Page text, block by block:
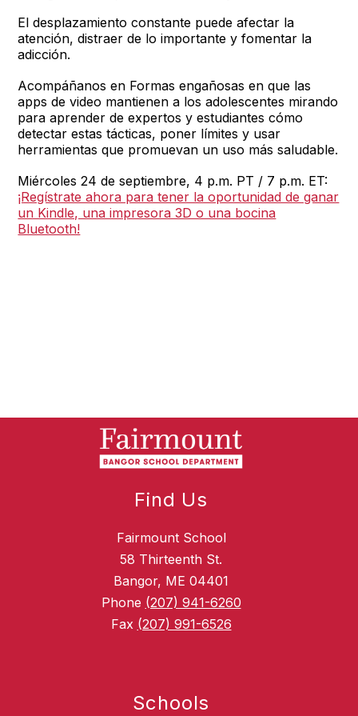
El desplazamiento constante puede afectar la
atención, distraer de lo importante y fomentar la
adicción.
Acompáñanos en Formas engañosas en que las
apps de video mantienen a los adolescentes mirando
para aprender de expertos y estudiantes cómo
detectar estas tácticas, poner límites y usar
herramientas que promuevan un uso más saludable.
Miércoles 24 de septiembre, 4 p.m. PT / 7 p.m. ET:
¡Regístrate ahora para tener la oportunidad de ganar
un Kindle, una impresora 3D o una bocina
Bluetooth!
Find Us
Fairmount School
58 Thirteenth St.
Bangor, ME 04401
Phone (207) 941-6260
Fax (207) 991-6526
Schools